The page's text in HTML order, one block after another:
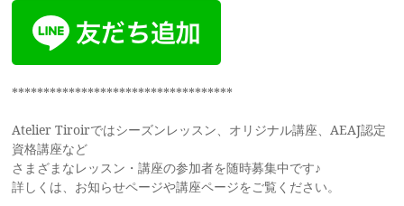
***********************************
Atelier Tiroirではシーズンレッスン、オリジナル講座、AEAJ認定
資格講座など
さまざまなレッスン・講座の参加者を随時募集中です♪
詳しくは、お知らせページや講座ページをご覧ください。